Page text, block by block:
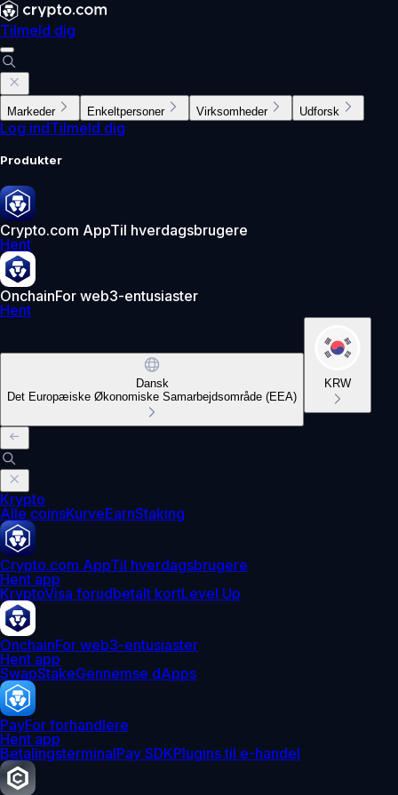
Tilmeld dig
Markeder Enkeltpersoner Virksomheder Udforsk
Log indTilmeld dig
Produkter
Crypto.com AppTil hverdagsbrugere
Hent
OnchainFor web3-entusiaster
Hent
Dansk
Det Europæiske Økonomiske Samarbejdsområde (EEA)
KRW
Krypto
Alle coinsKurveEarnStaking
Crypto.com AppTil hverdagsbrugere
Hent app
KryptoVisa forudbetalt kortLevel Up
OnchainFor web3-entusiaster
Hent app
SwapStakeGennemse dApps
PayFor forhandlere
Hent app
BetalingsterminalPay SDKPlugins til e-handel